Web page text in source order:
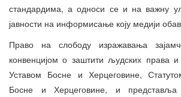
стандардима, а односи се и на важну
јавности на информисање коју медији
Право на слободу изражавања
конвенцијом о заштити људских права
Уставом Босне и Херцеговине,
Босне и Херцеговине, и